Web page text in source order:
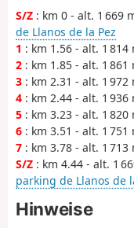
S/Z : km 0 - alt. 1 669
de Llanos de la Pez
1 : km 1.56 - alt. 1
2 : km 1.85 - alt. 1
3 : km 2.31 - alt. 1 972
4 : km 2.44 - alt. 1
5 : km 3.23 - alt. 1
6 : km 3.51 - alt. 1
7 : km 3.78 - alt. 1
S/Z : km 4.44 - alt. 1
parking de Llanos de
Hinweise